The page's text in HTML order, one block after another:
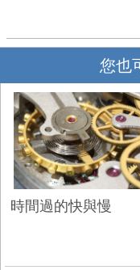
您也
時間過的快與慢